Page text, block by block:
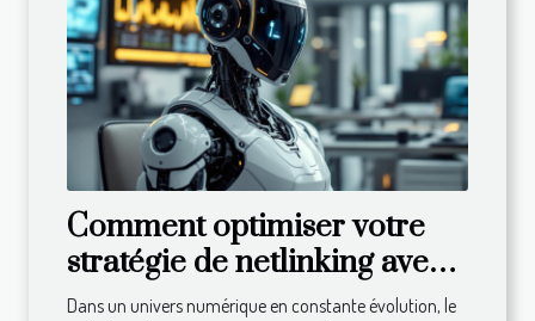
Comment optimiser votre
stratégie de netlinking avec
les derniers outils ?
Dans un univers numérique en constante évolution, le